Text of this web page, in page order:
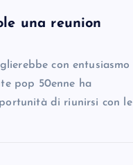
una reunion
con entusiasmo
pop 50enne ha
di riunirsi con le